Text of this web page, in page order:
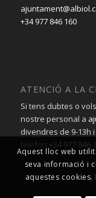
+34 977 846 160
ATENCIÓ A LA
Si tens dubtes o
nostre personal a
divendres de 9-13h
telèfon +34 977 846
Aquest lloc web
seva informació i
aquestes